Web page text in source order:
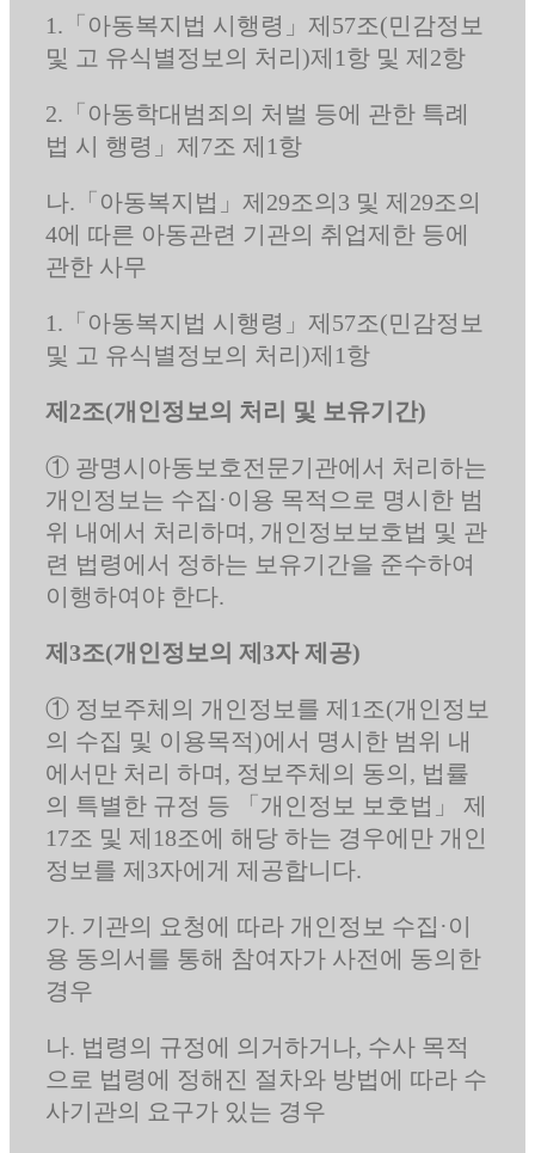
1.「아동복지법 시행령」제57조(민감정보
및 고 유식별정보의 처리)제1항 및 제2항
2.「아동학대범죄의 처벌 등에 관한 특례
법 시 행령」제7조 제1항
나.「아동복지법」제29조의3 및 제29조의
4에 따른 아동관련 기관의 취업제한 등에
관한 사무
1.「아동복지법 시행령」제57조(민감정보
및 고 유식별정보의 처리)제1항
제2조(개인정보의 처리 및 보유기간)
① 광명시아동보호전문기관에서 처리하는
개인정보는 수집·이용 목적으로 명시한 범
위 내에서 처리하며, 개인정보보호법 및 관
련 법령에서 정하는 보유기간을 준수하여
이행하여야 한다.
제3조(개인정보의 제3자 제공)
① 정보주체의 개인정보를 제1조(개인정보
의 수집 및 이용목적)에서 명시한 범위 내
에서만 처리 하며, 정보주체의 동의, 법률
의 특별한 규정 등 「개인정보 보호법」 제
17조 및 제18조에 해당 하는 경우에만 개인
정보를 제3자에게 제공합니다.
가. 기관의 요청에 따라 개인정보 수집·이
용 동의서를 통해 참여자가 사전에 동의한
경우
나. 법령의 규정에 의거하거나, 수사 목적
으로 법령에 정해진 절차와 방법에 따라 수
사기관의 요구가 있는 경우